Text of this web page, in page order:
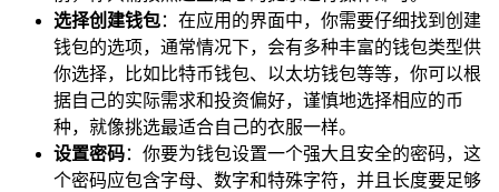
选择创建钱包：在应用的界面中，你需要仔细找到创建
钱包的选项，通常情况下，会有多种丰富的钱包类型供
你选择，比如比特币钱包、以太坊钱包等等，你可以根
据自己的实际需求和投资偏好，谨慎地选择相应的币
种，就像挑选最适合自己的衣服一样。
设置密码：你要为钱包设置一个强大且安全的密码，这
个密码应包含字母、数字和特殊字符，并且长度要足够